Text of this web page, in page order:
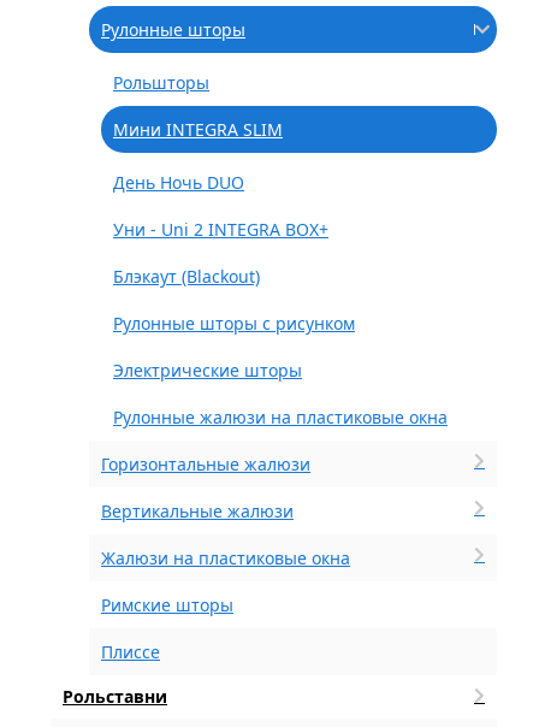
Рулонные шторы
Рольшторы
Мини INTEGRA SLIM
День Ночь DUO
Уни - Uni 2 INTEGRA BOX+
Блэкаут (Blackout)
Рулонные шторы с рисунком
Электрические шторы
Рулонные жалюзи на пластиковые окна
Горизонтальные жалюзи
Вертикальные жалюзи
Жалюзи на пластиковые окна
Римские шторы
Плиссе
Рольставни